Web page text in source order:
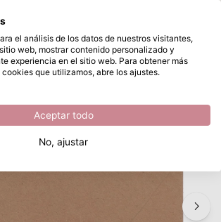
principal
Disponible desde stock Florence • Sobres 120g 14x14cm Kraft 100x
• Sobres 120g 14x14cm Kraft 100x
el análisis de los datos de nuestros visitantes,
web, mostrar contenido personalizado y
experiencia en el sitio web. Para obtener más
que utilizamos, abre los ajustes.
Aceptar todo
No, ajustar